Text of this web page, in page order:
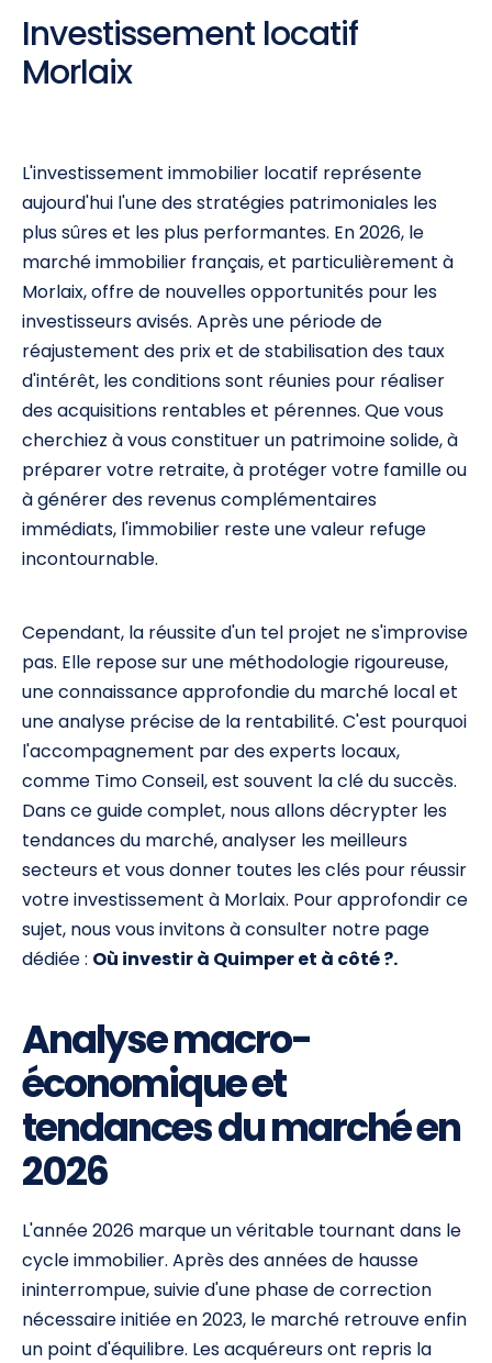
Investissement locatif
Morlaix
L'investissement immobilier locatif représente
aujourd'hui l'une des stratégies patrimoniales les
plus sûres et les plus performantes. En 2026, le
marché immobilier français, et particulièrement à
Morlaix, offre de nouvelles opportunités pour les
investisseurs avisés. Après une période de
réajustement des prix et de stabilisation des taux
d'intérêt, les conditions sont réunies pour réaliser
des acquisitions rentables et pérennes. Que vous
cherchiez à vous constituer un patrimoine solide, à
préparer votre retraite, à protéger votre famille ou
à générer des revenus complémentaires
immédiats, l'immobilier reste une valeur refuge
incontournable.
Cependant, la réussite d'un tel projet ne s'improvise
pas. Elle repose sur une méthodologie rigoureuse,
une connaissance approfondie du marché local et
une analyse précise de la rentabilité. C'est pourquoi
l'accompagnement par des experts locaux,
comme Timo Conseil, est souvent la clé du succès.
Dans ce guide complet, nous allons décrypter les
tendances du marché, analyser les meilleurs
secteurs et vous donner toutes les clés pour réussir
votre investissement à Morlaix. Pour approfondir ce
sujet, nous vous invitons à consulter notre page
dédiée : Où investir à Quimper et à côté ?.
Analyse macro-
économique et
tendances du marché en
2026
L'année 2026 marque un véritable tournant dans le
cycle immobilier. Après des années de hausse
ininterrompue, suivie d'une phase de correction
nécessaire initiée en 2023, le marché retrouve enfin
un point d'équilibre. Les acquéreurs ont repris la